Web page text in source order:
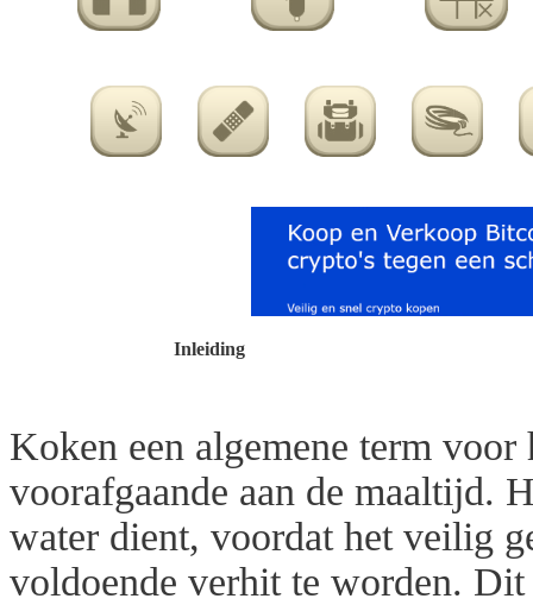
Inleiding
Koken een algemene term
voorafgaande aan de maaltijd.
water dient, voordat het veilig
voldoende verhit te worden. Dit